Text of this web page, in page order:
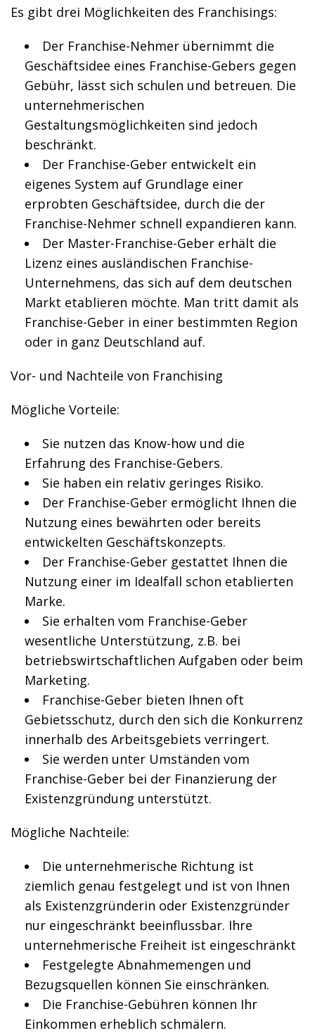
Es gibt drei Möglichkeiten des Franchisings:
Der Franchise-Nehmer übernimmt die
Geschäftsidee eines Franchise-Gebers gegen
Gebühr, lässt sich schulen und betreuen. Die
unternehmerischen
Gestaltungsmöglichkeiten sind jedoch
beschränkt.
Der Franchise-Geber entwickelt ein
eigenes System auf Grundlage einer
erprobten Geschäftsidee, durch die der
Franchise-Nehmer schnell expandieren kann.
Der Master-Franchise-Geber erhält die
Lizenz eines ausländischen Franchise-
Unternehmens, das sich auf dem deutschen
Markt etablieren möchte. Man tritt damit als
Franchise-Geber in einer bestimmten Region
oder in ganz Deutschland auf.
Vor- und Nachteile von Franchising
Mögliche Vorteile:
Sie nutzen das Know-how und die
Erfahrung des Franchise-Gebers.
Sie haben ein relativ geringes Risiko.
Der Franchise-Geber ermöglicht Ihnen die
Nutzung eines bewährten oder bereits
entwickelten Geschäftskonzepts.
Der Franchise-Geber gestattet Ihnen die
Nutzung einer im Idealfall schon etablierten
Marke.
Sie erhalten vom Franchise-Geber
wesentliche Unterstützung, z.B. bei
betriebswirtschaftlichen Aufgaben oder beim
Marketing.
Franchise-Geber bieten Ihnen oft
Gebietsschutz, durch den sich die Konkurrenz
innerhalb des Arbeitsgebiets verringert.
Sie werden unter Umständen vom
Franchise-Geber bei der Finanzierung der
Existenzgründung unterstützt.
Mögliche Nachteile:
Die unternehmerische Richtung ist
ziemlich genau festgelegt und ist von Ihnen
als Existenzgründerin oder Existenzgründer
nur eingeschränkt beeinflussbar. Ihre
unternehmerische Freiheit ist eingeschränkt
Festgelegte Abnahmemengen und
Bezugsquellen können Sie einschränken.
Die Franchise-Gebühren können Ihr
Einkommen erheblich schmälern.